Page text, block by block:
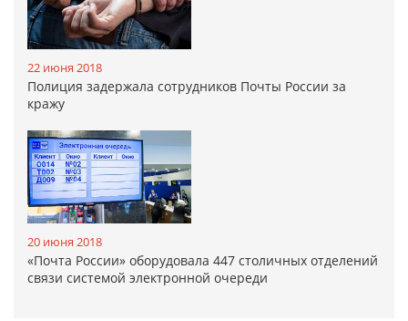
22 июня 2018
Полиция задержала сотрудников Почты России за
кражу
20 июня 2018
«Почта России» оборудовала 447 столичных отделений
связи системой электронной очереди